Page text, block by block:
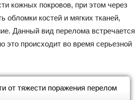
кожных покровов, при этом через
обломки костей и мягких тканей,
Данный вид перелома встречается
это происходит во время серьезной
от тяжести поражения перелом